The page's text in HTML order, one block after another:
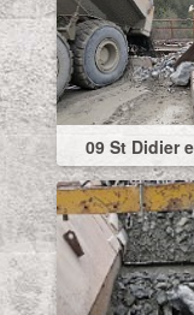
09 St Didier